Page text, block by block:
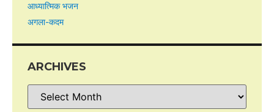
आध्यात्मिक भजन
अगला-कदम
ARCHIVES